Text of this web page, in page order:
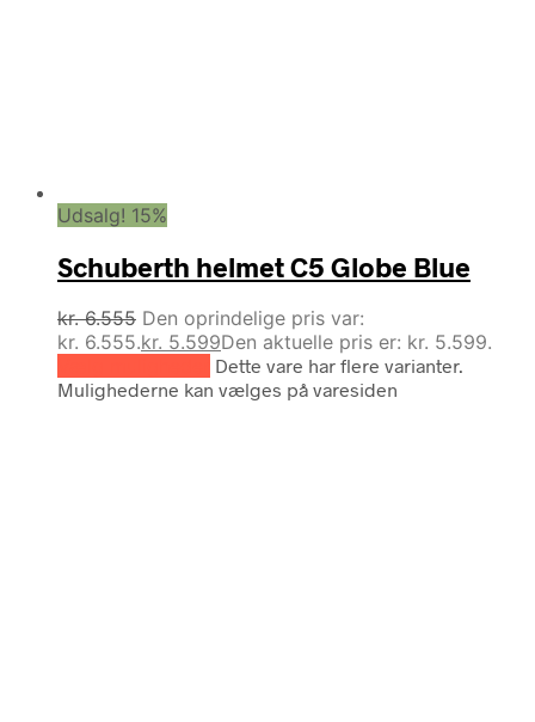
Udsalg! 15%
Schuberth helmet C5 Globe Blue
kr.6.555 Den oprindelige pris var:
kr. 6.555.kr. 5.599Den aktuelle pris er: kr. 5.599.
Dette vare har flere varianter.
Mulighederne kan vælges på varesiden